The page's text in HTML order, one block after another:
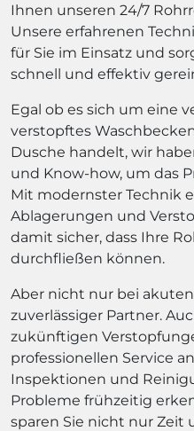
Ihnen unseren 24/7
Unsere erfahrenen
für Sie im Einsatz und
schnell und effektiv
Egal ob es sich um eine
verstopftes
Dusche handelt, wir
und Know-how, um das
Mit modernster Technik
Ablagerungen und
damit sicher, dass Ihre
durchfließen können.
Aber nicht nur bei
zuverlässiger Partner.
zukünftigen
professionellen Service
Inspektionen und
Probleme frühzeitig
sparen Sie nicht nur Zeit